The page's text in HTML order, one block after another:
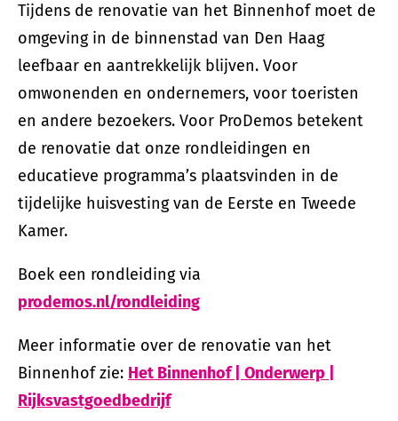
Tijdens de renovatie van het Binnenhof moet de
omgeving in de binnenstad van Den Haag
leefbaar en aantrekkelijk blijven. Voor
omwonenden en ondernemers, voor toeristen
en andere bezoekers. Voor ProDemos betekent
de renovatie dat onze rondleidingen en
educatieve programma’s plaatsvinden in de
tijdelijke huisvesting van de Eerste en Tweede
Kamer.
Boek een rondleiding via
prodemos.nl/rondleiding
Meer informatie over de renovatie van het
Binnenhof zie: Het Binnenhof | Onderwerp |
Rijksvastgoedbedrijf